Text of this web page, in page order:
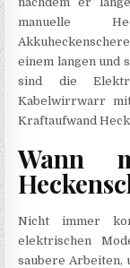
manuelle
einem langen und
sind die
Kabelwirrwarr
Kraftaufwand
Wann
Nicht immer
elektrischen
saubere Arbeiten,